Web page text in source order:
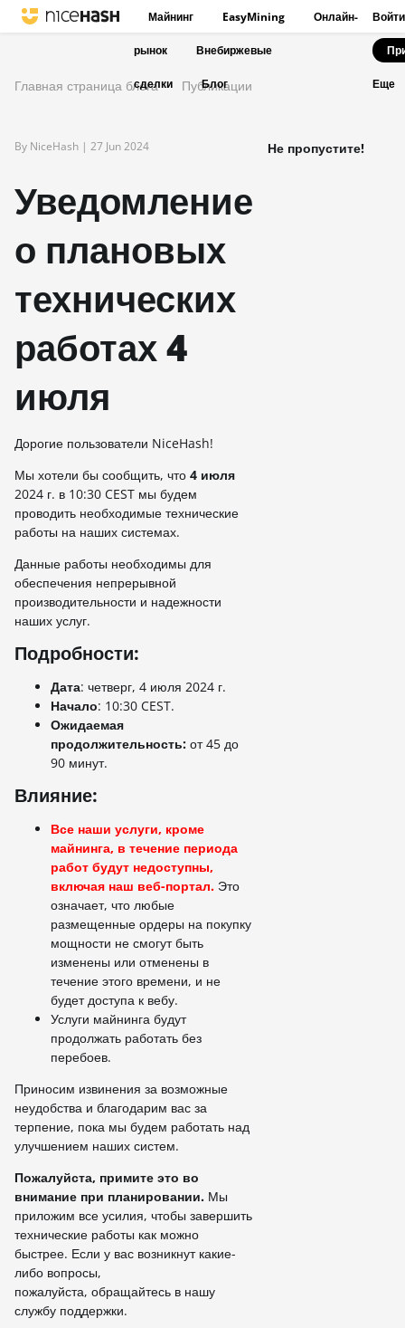
Майнинг EasyMining Онлайн-
рынок Внебиржевые
сделки Блог
Войти
Еще
Главная страница блога Публикации
By NiceHash | 27 Jun 2024
Уведомление
о плановых
технических
работах 4
июля
Дорогие пользователи NiceHash!
Мы хотели бы сообщить, что 4 июля
2024 г. в 10:30 CEST мы будем
проводить необходимые технические
работы на наших системах.
Данные работы необходимы для
обеспечения непрерывной
производительности и надежности
наших услуг.
Подробности:
Дата: четверг, 4 июля 2024 г.
Начало: 10:30 CEST.
Ожидаемая
продолжительность: от 45 до
90 минут.
Влияние:
Все наши услуги, кроме
майнинга, в течение периода
работ будут недоступны,
включая наш веб-портал. Это
означает, что любые
размещенные ордеры на покупку
мощности не смогут быть
изменены или отменены в
течение этого времени, и не
будет доступа к вебу.
Услуги майнинга будут
продолжать работать без
перебоев.
Приносим извинения за возможные
неудобства и благодарим вас за
терпение, пока мы будем работать над
улучшением наших систем.
Пожалуйста, примите это во
внимание при планировании. Мы
приложим все усилия, чтобы завершить
технические работы как можно
быстрее. Если у вас возникнут какие-
либо вопросы,
пожалуйста, обращайтесь в нашу
службу поддержки.
Не пропустите!